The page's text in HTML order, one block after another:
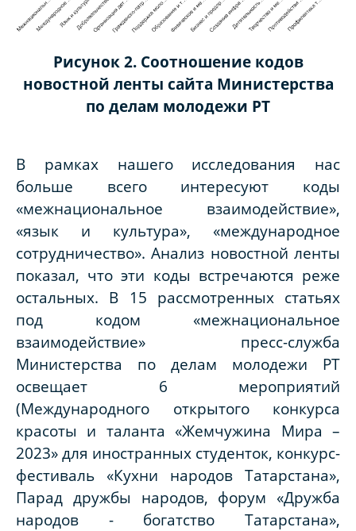
Рисунок 2. Соотношение кодов
новостной ленты сайта Министерства
по делам молодежи РТ
В рамках нашего исследования нас
больше всего интересуют коды
«межнациональное взаимодействие»,
«язык и культура», «международное
сотрудничество». Анализ новостной ленты
показал, что эти коды встречаются реже
остальных. В 15 рассмотренных статьях
под кодом «межнациональное
взаимодействие» пресс-служба
Министерства по делам молодежи РТ
освещает 6 мероприятий
(Международного открытого конкурса
красоты и таланта «Жемчужина Мира –
2023» для иностранных студенток, конкурс-
фестиваль «Кухни народов Татарстана»,
Парад дружбы народов, форум «Дружба
народов - богатство Татарстана»,